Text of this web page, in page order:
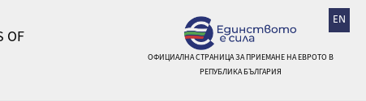
EN
OF
ОФИЦИАЛНА СТРАНИЦА ЗА ПРИЕМАНЕ НА ЕВРОТО В
РЕПУБЛИКА БЪЛГАРИЯ